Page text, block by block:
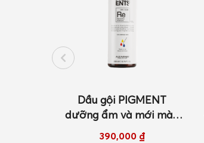
Mặt nạ PIGMENT
dưỡng ẩm và mới màu
cho tóc thường 200ml
550,000 ₫